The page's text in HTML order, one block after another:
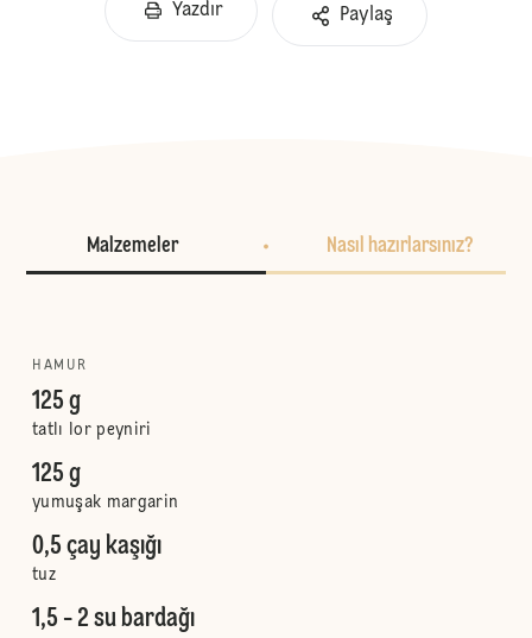
Yazdır Paylaş
Malzemeler Nasıl hazırlarsınız?
HAMUR
125 g
tatlı lor peyniri
125 g
yumuşak margarin
0,5 çay kaşığı
tuz
1,5 - 2 su bardağı